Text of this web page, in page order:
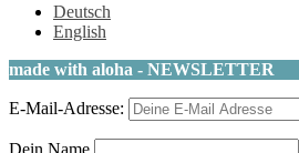
Deutsch
English
made with aloha - NEWSLETTER
E-Mail-Adresse:
Dein Name